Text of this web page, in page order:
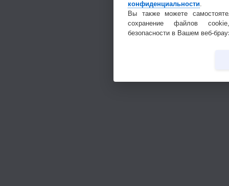
конфиденциальности.
Вы также можете
сохранение файлов
безопасности в Вашем веб-